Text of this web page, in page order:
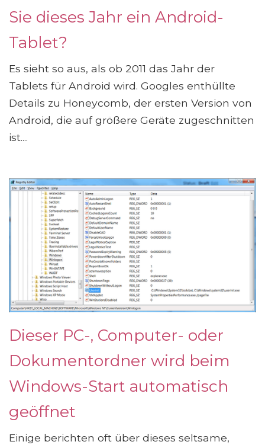
Sie dieses Jahr ein Android-
Tablet?
Es sieht so aus, als ob 2011 das Jahr der
Tablets für Android wird. Googles enthüllte
Details zu Honeycomb, der ersten Version von
Android, die auf größere Geräte zugeschnitten
ist....
Dieser PC-, Computer- oder
Dokumentordner wird beim
Windows-Start automatisch
geöffnet
Einige berichten oft über dieses seltsame,